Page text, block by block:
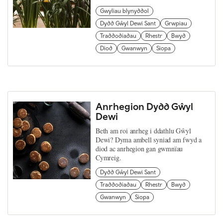
Gwyliau blynyddol
Dydd Gŵyl Dewi Sant
Grwpiau
Traddodiadau
Rhestr
Bwyd
Diod
Gwanwyn Siopa
Anrhegion Dydd Gŵyl
Dewi
Beth am roi anrheg i ddathlu Gŵyl
Dewi? Dyma ambell syniad am fwyd a
diod ac anrhegion gan gwmnïau
Cymreig.
Dydd Gŵyl Dewi Sant
Traddodiadau
Rhestr
Bwyd
Gwanwyn
Siopa